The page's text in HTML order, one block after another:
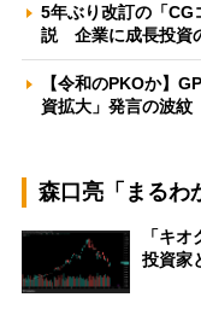
5年ぶり改訂の「CG
説 企業に成長投資
【令和のPKOか】
資拡大」発言の波
森口亮「まるわ
「キ
投資家